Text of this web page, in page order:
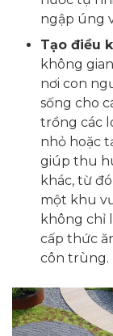
ngập úng
Tạo điều
không
nơi con
sống cho
trồng các
nhỏ hoặc
giúp thu
khác, từ
một khu
không chỉ
cấp thức
côn trùng.